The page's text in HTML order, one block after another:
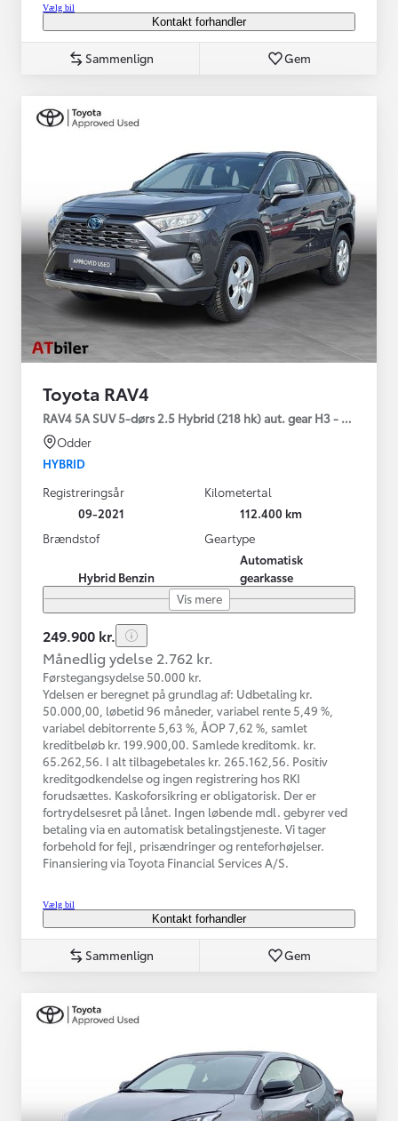
Vælg bil
Kontakt forhandler
Sammenlign Gem
Toyota RAV4
RAV4 5A SUV 5-dørs 2.5 Hybrid (218 hk) aut. gear H3 - Comfort
Odder
HYBRID
Registreringsår
09-2021
Kilometertal
112.400 km
Brændstof
Hybrid Benzin
Geartype
Automatisk
gearkasse
Vis mere
249.900 kr.
Månedlig ydelse 2.762 kr.
Førstegangsydelse 50.000 kr.
Ydelsen er beregnet på grundlag af: Udbetaling kr.
50.000,00, løbetid 96 måneder, variabel rente 5,49 %,
variabel debitorrente 5,63 %, ÅOP 7,62 %, samlet
kreditbeløb kr. 199.900,00. Samlede kreditomk. kr.
65.262,56. I alt tilbagebetales kr. 265.162,56. Positiv
kreditgodkendelse og ingen registrering hos RKI
forudsættes. Kaskoforsikring er obligatorisk. Der er
fortrydelsesret på lånet. Ingen løbende mdl. gebyrer ved
betaling via en automatisk betalingstjeneste. Vi tager
forbehold for fejl, prisændringer og renteforhøjelser.
Finansiering via Toyota Financial Services A/S.
Vælg bil
Kontakt forhandler
Sammenlign Gem